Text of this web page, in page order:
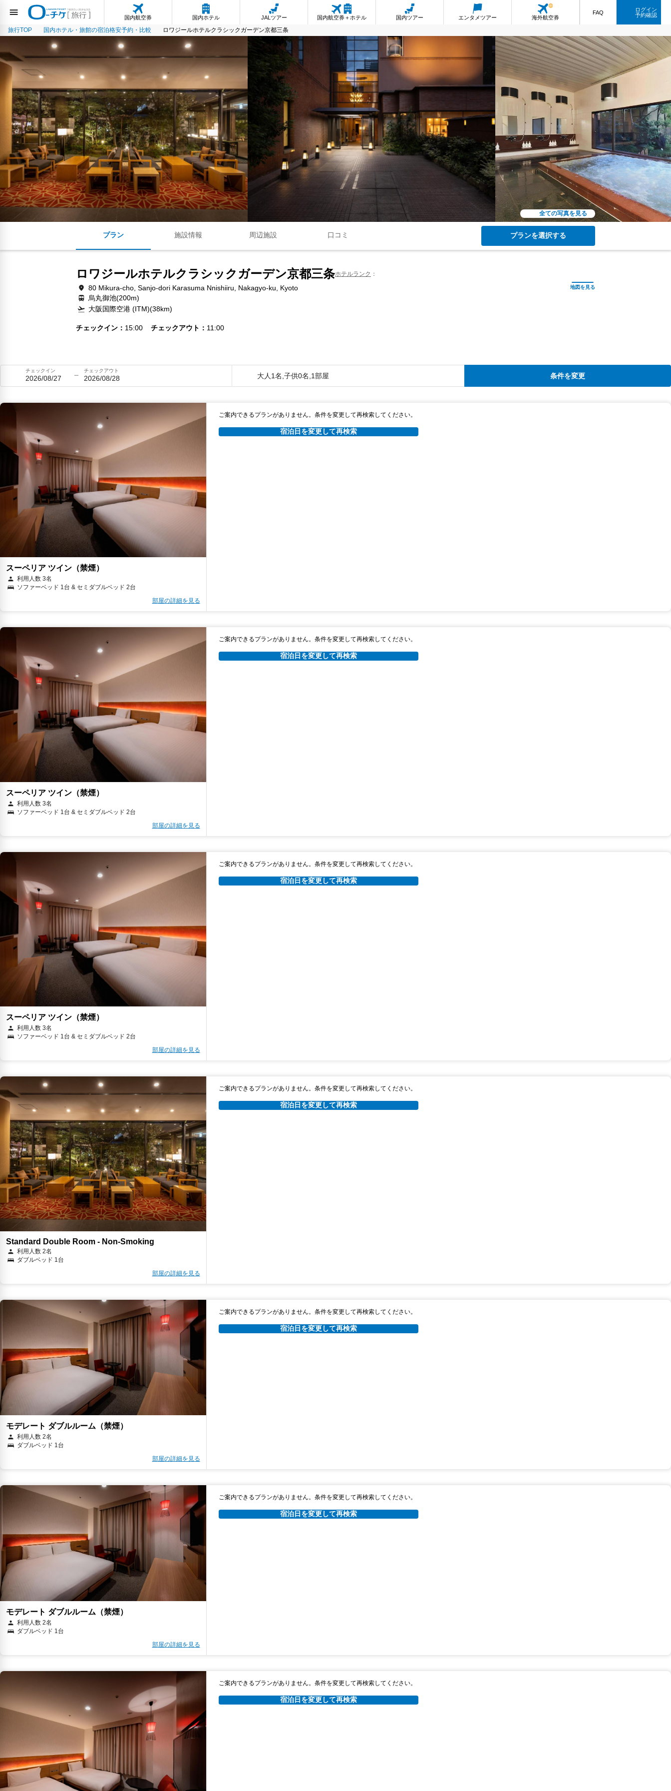
国内航空券 国内ホテル JALツアー 国内航空券＋ホテル 国内ツアー エンタメツアー 海外航空券
FAQ
ログイン
予約確認
旅行TOP 国内ホテル・旅館の宿泊格安予約・比較 ロワジールホテルクラシックガーデン京都三条
全ての写真を見る
プラン 施設情報 周辺施設 口コミ プランを選択する
ロワジールホテルクラシックガーデン京都三条ホテルランク
80 Mikura-cho, Sanjo-dori Karasuma Nnishiiru, Nakagyo-ku, Kyoto
烏丸御池(200m)
大阪国際空港 (ITM)(38km)
チェックイン 15:00 チェックアウト 11:00
チェックイン
2026/08/27
チェックアウト
2026/08/28 大人1名,子供0名,1部屋 条件を変更
スーペリア ツイン（禁煙）
利用人数 3名
ソファーベッド 1台 & セミダブルベッド 2台
部屋の詳細を見る
ご案内できるプランがありません。条件を変更して再検索してください。
宿泊日を変更して再検索
スーペリア ツイン（禁煙）
利用人数 3名
ソファーベッド 1台 & セミダブルベッド 2台
部屋の詳細を見る
ご案内できるプランがありません。条件を変更して再検索してください。
宿泊日を変更して再検索
スーペリア ツイン（禁煙）
利用人数 3名
ソファーベッド 1台 & セミダブルベッド 2台
部屋の詳細を見る
ご案内できるプランがありません。条件を変更して再検索してください。
宿泊日を変更して再検索
Standard Double Room - Non-Smoking
利用人数 2名
ダブルベッド 1台
部屋の詳細を見る
ご案内できるプランがありません。条件を変更して再検索してください。
宿泊日を変更して再検索
モデレート ダブルルーム（禁煙）
利用人数 2名
ダブルベッド 1台
部屋の詳細を見る
ご案内できるプランがありません。条件を変更して再検索してください。
宿泊日を変更して再検索
モデレート ダブルルーム（禁煙）
利用人数 2名
ダブルベッド 1台
部屋の詳細を見る
ご案内できるプランがありません。条件を変更して再検索してください。
宿泊日を変更して再検索
ご案内できるプランがありません。条件を変更して再検索してください。
宿泊日を変更して再検索